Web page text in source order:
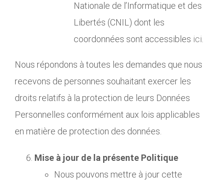
Nationale de l’Informatique et des
Libertés (CNIL) dont les
coordonnées sont accessibles ici
Nous répondons à toutes les demandes que nous
recevons de personnes souhaitant exercer les
droits relatifs à la protection de leurs Données
Personnelles conformément aux lois applicables
en matière de protection des données.
Mise à jour de la présente Politique
Nous pouvons mettre à jour cette